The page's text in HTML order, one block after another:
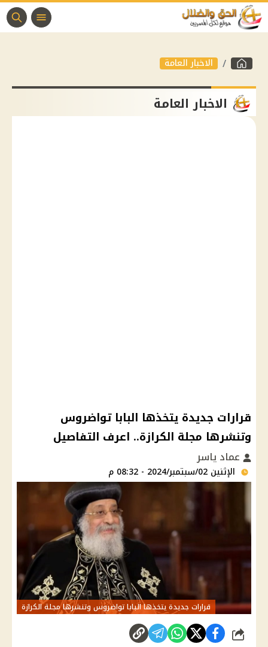
الاخبار العامة
الاخبار العامة
قرارات جديدة يتخذها البابا تواضروس
وتنشرها مجلة الكرازة.. اعرف التفاصيل
عماد ياسر
الإثنين 02/سبتمبر/2024 - 08:32 م
قرارات جديدة يتخذها البابا تواضروس وتنشرها مجلة الكرازة
شارك